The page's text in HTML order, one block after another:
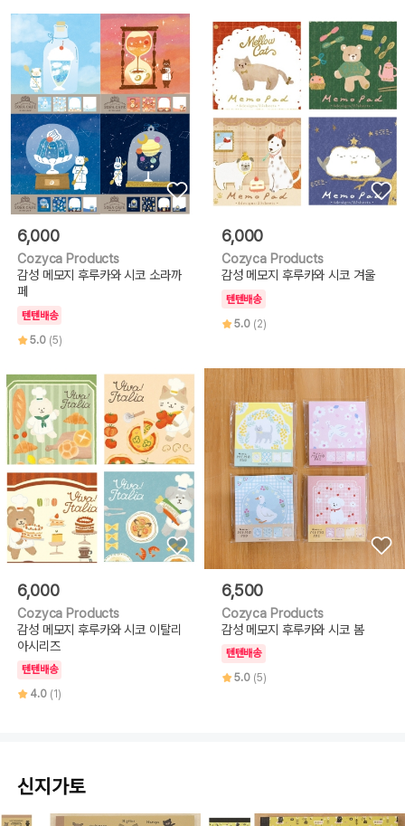
6,000
Cozyca Products
감성 메모지 후루카와 시코 소라까
페
텐텐배송
5.0 (5)
6,000
Cozyca Products
감성 메모지 후루카와 시코 겨울
텐텐배송
5.0 (2)
6,000
Cozyca Products
감성 메모지 후루카와 시코 이탈리
아시리즈
텐텐배송
4.0 (1)
6,500
Cozyca Products
감성 메모지 후루카와 시코 봄
텐텐배송
5.0 (5)
신지가토